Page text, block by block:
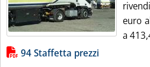
euro
a
Lista allegati PDF alla
94 Staffetta prezzi